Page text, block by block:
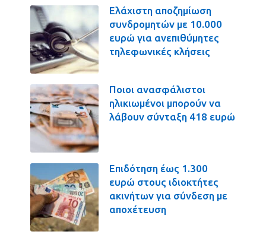
Ελάχιστη αποζημίωση
συνδρομητών με 10.000
ευρώ για ανεπιθύμητες
τηλεφωνικές κλήσεις
Ποιοι ανασφάλιστοι
ηλικιωμένοι μπορούν να
λάβουν σύνταξη 418 ευρώ
Επιδότηση έως 1.300
ευρώ στους ιδιοκτήτες
ακινήτων για σύνδεση με
αποχέτευση